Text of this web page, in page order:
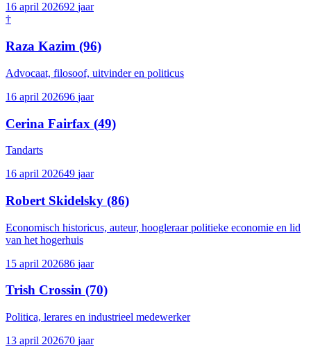
16 april 202692 jaar
†
Raza Kazim (96)
Advocaat, filosoof, uitvinder en politicus
16 april 202696 jaar
Cerina Fairfax (49)
Tandarts
16 april 202649 jaar
Robert Skidelsky (86)
Economisch historicus, auteur, hoogleraar politieke economie en lid
van het hogerhuis
15 april 202686 jaar
Trish Crossin (70)
Politica, lerares en industrieel medewerker
13 april 202670 jaar